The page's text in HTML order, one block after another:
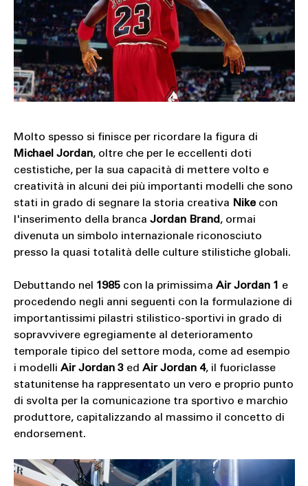
Molto spesso si finisce per ricordare la figura di
Michael Jordan, oltre che per le eccellenti doti
cestistiche, per la sua capacità di mettere volto e
creatività in alcuni dei più importanti modelli che sono
stati in grado di segnare la storia creativa Nikecon
l'inserimento della branca Jordan Brand, ormai
divenuta un simbolo internazionale riconosciuto
presso la quasi totalità delle culture stilistiche globali.
Debuttando nel 1985con la primissima Air Jordan 1
e
procedendo negli anni seguenti con la formulazione di
importantissimi pilastri stilistico-sportivi in grado di
sopravvivere egregiamente al deterioramento
temporale tipico del settore moda, come ad esempio
i modelli Air Jordan 3ed Air Jordan 4, il fuoriclasse
statunitense ha rappresentato un vero e proprio punto
di svolta per la comunicazione tra sportivo e marchio
produttore, capitalizzando al massimo il concetto di
endorsement.